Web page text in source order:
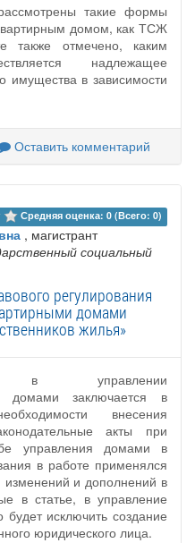
такие формы
домом, как ТСЖ
отмечено, каким
надлежащее
имущества в зависимости
Оставить комментарий
Средняя оценка: 0 (Всего: 0)
, магистрант
социальный
регулирования
домами
жилья»
в управлении
домами заключается в
внесения
акты при
управления домами в
в работе применялся
изменений и дополнений в
в статье, в управление
исключить создание
юридического лица.